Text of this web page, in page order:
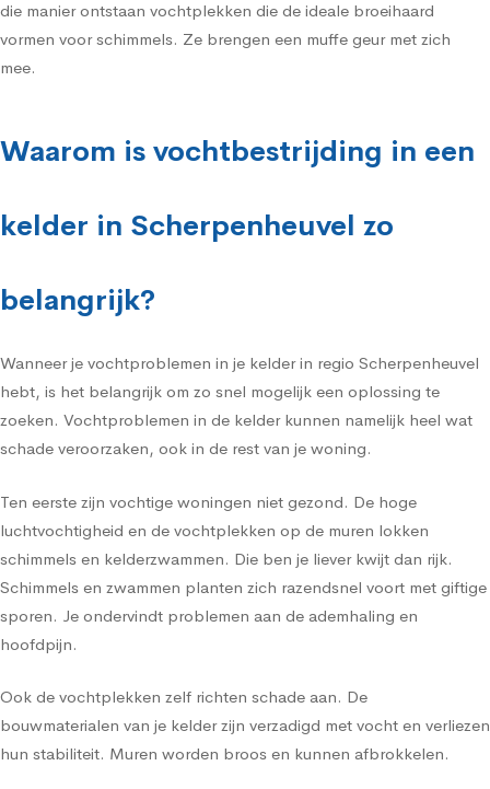
die manier ontstaan vochtplekken die de ideale broeihaard
vormen voor schimmels. Ze brengen een muffe geur met zich
mee.
Waarom is vochtbestrijding in een
kelder in Scherpenheuvel zo
belangrijk?
Wanneer je vochtproblemen in je kelder in regio Scherpenheuvel
hebt, is het belangrijk om zo snel mogelijk een oplossing te
zoeken. Vochtproblemen in de kelder kunnen namelijk heel wat
schade veroorzaken, ook in de rest van je woning.
Ten eerste zijn vochtige woningen niet gezond. De hoge
luchtvochtigheid en de vochtplekken op de muren lokken
schimmels en kelderzwammen. Die ben je liever kwijt dan rijk.
Schimmels en zwammen planten zich razendsnel voort met giftige
sporen. Je ondervindt problemen aan de ademhaling en
hoofdpijn.
Ook de vochtplekken zelf richten schade aan. De
bouwmaterialen van je kelder zijn verzadigd met vocht en verliezen
hun stabiliteit. Muren worden broos en kunnen afbrokkelen.